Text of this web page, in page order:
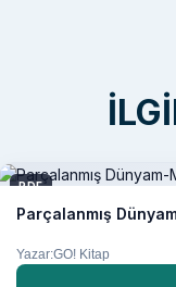
PDF
Parçalanmış
Yazar:GO! Kitap